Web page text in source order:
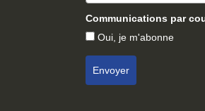
Communications par
Oui, je m'abonne
Envoyer